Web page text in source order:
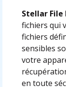
Stellar File
fichiers qui
fichiers
sensibles
votre
en toute